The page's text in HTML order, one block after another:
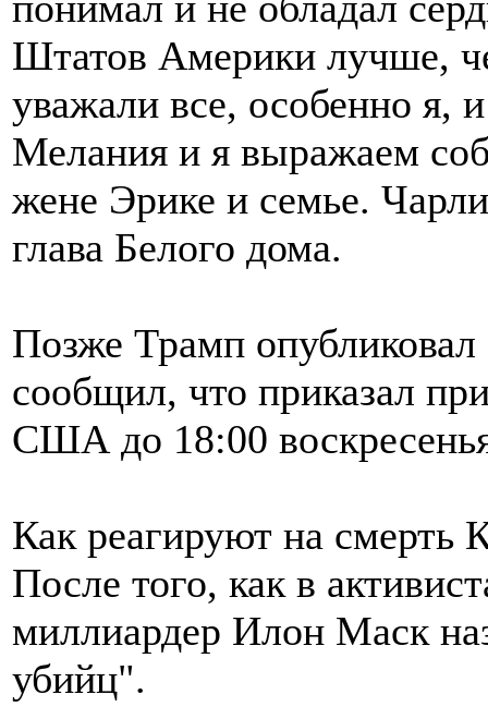
Штатов Америки лучше,
уважали все, особенно я,
Мелания и я выражаем
жене Эрике и семье.
глава Белого дома.
Позже Трамп
сообщил, что приказал
США до 18:00
Как реагируют на смерть
После того, как в
миллиардер Илон Маск
убийц".